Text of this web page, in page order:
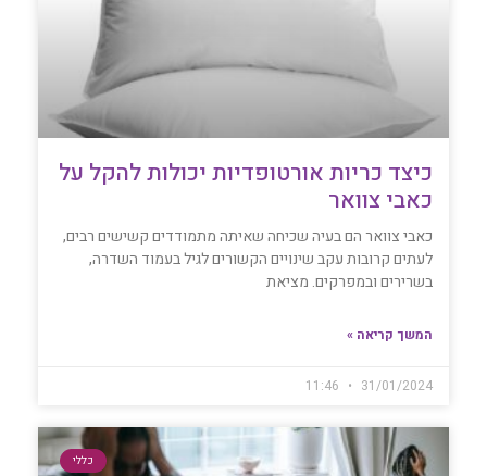
כיצד כריות אורטופדיות יכולות להקל על
כאבי צוואר
כאבי צוואר הם בעיה שכיחה שאיתה מתמודדים קשישים רבים,
לעתים קרובות עקב שינויים הקשורים לגיל בעמוד השדרה,
בשרירים ובמפרקים. מציאת
המשך קריאה »
31/01/2024
כללי